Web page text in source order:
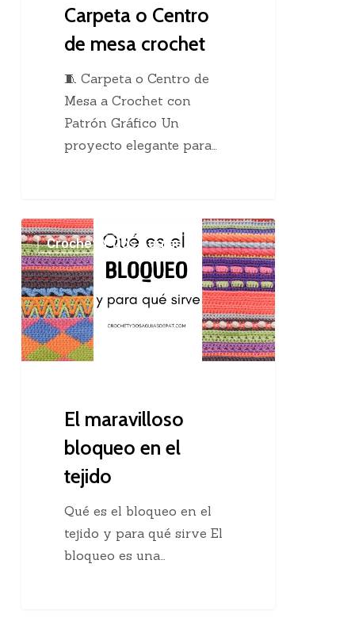
Carpeta o Centro
de mesa crochet
🧵 Carpeta o Centro de
Mesa a Crochet con
Patrón Gráfico Un
proyecto elegante para…
El
maravilloso
bloqueo
en
el
tejido
Crochet Y Dos Agujas
El maravilloso
bloqueo en el
tejido
Qué es el bloqueo en el
tejido y para qué sirve El
bloqueo es una…